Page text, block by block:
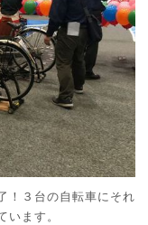
！３台の自転車にそれ
います。